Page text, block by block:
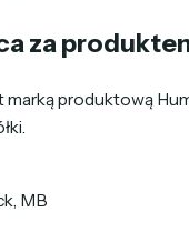
za
marką produktową
MB